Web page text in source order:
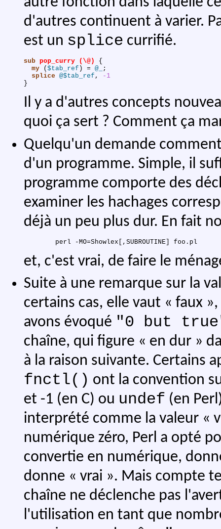
d'autres continuent à varier.
est un splice currifié.
sub pop_curry (\@)
{
my
( $tab_ref ) = @_
;
splice @$tab_ref ,
-1
}
Il y a d'autres concepts
quoi ça sert ? Comment ça
Quelqu'un demande
d'un programme. Simple, il
programme comporte des
examiner les hachages
déjà un peu plus dur. En fait
et, c'est vrai, de faire le
Suite à une remarque sur la
certains cas, elle vaut « faux
avons évoqué "0 but
chaîne, qui figure « en dur »
à la raison suivante. Certains
fnctl() ont la convention
et -1 (en C) ou undef (en
interprété comme la valeur «
numérique zéro, Perl a opté
convertie en numérique,
donne « vrai ». Mais compte
chaîne ne déclenche pas
l'utilisation en tant que